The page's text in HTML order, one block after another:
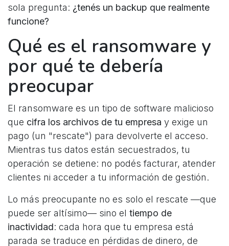
sola pregunta: ¿tenés un backup que realmente
funcione?
Qué es el ransomware y
por qué te debería
preocupar
El ransomware es un tipo de software malicioso
que cifra los archivos de tu empresa y exige un
pago (un "rescate") para devolverte el acceso.
Mientras tus datos están secuestrados, tu
operación se detiene: no podés facturar, atender
clientes ni acceder a tu información de gestión.
Lo más preocupante no es solo el rescate —que
puede ser altísimo— sino el tiempo de
inactividad: cada hora que tu empresa está
parada se traduce en pérdidas de dinero, de